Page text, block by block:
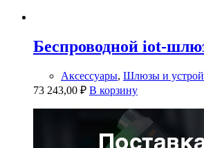
Беспроводной iot-
Аксессуары, Шлюзы и
73 243,00 ₽ В корзину